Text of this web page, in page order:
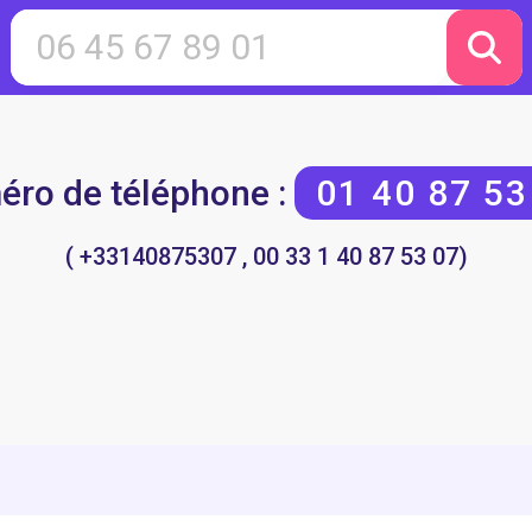
de téléphone : 01 40 87
( +33140875307 , 00 33 1 40 87 53 07)